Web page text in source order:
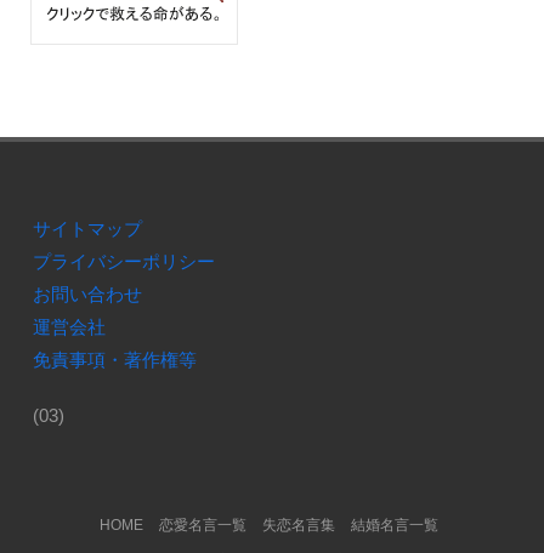
サイトマップ
プライバシーポリシー
お問い合わせ
運営会社
免責事項・著作権等
(03)
Footer MenuHOME 恋愛名言一覧 失恋名言集 結婚名言一覧